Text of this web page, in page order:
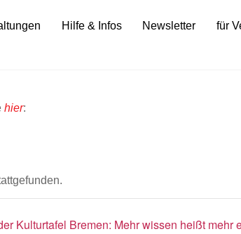
Hilfe & Infos Newsletter für
hier:
Kulturtafel Bremen: Mehr wissen heißt mehr